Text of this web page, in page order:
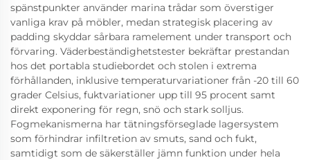
spänstpunkter använder marina trådar som överstiger
vanliga krav på möbler, medan strategisk placering av
padding skyddar sårbara ramelement under transport och
förvaring. Väderbeständighetstester bekräftar prestandan
hos det portabla studiebordet och stolen i extrema
förhållanden, inklusive temperaturvariationer från -20 till 60
grader Celsius, fuktvariationer upp till 95 procent samt
direkt exponering för regn, snö och stark solljus.
Fogmekanismerna har tätningsförseglade lagersystem
som förhindrar infiltretion av smuts, sand och fukt,
samtidigt som de säkerställer jämn funktion under hela